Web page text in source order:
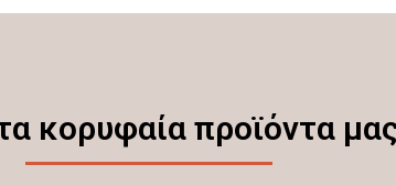
κορυφαία προϊόντα